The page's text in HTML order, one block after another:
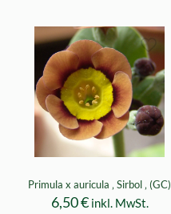
Primula x auricula ‚ Sirbol ‚ (GC)
6,50€ inkl. MwSt.